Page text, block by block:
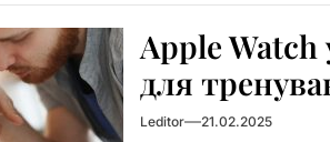
Apple Watch
для
Leditor 21.02.2025